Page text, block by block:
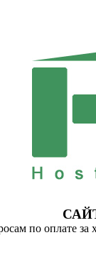
по оплате за